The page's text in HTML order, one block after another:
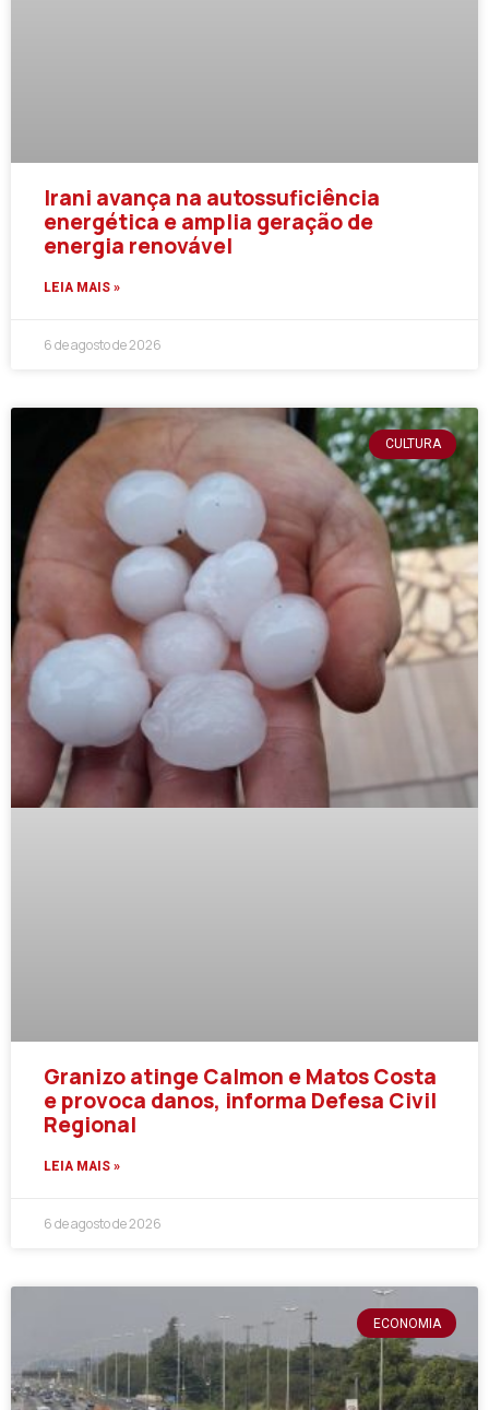
Irani avança na autossuficiência
energética e amplia geração de
energia renovável
LEIA MAIS »
6 de agosto de 2026
CULTURA
Granizo atinge Calmon e Matos Costa
e provoca danos, informa Defesa Civil
Regional
LEIA MAIS »
6 de agosto de 2026
ECONOMIA